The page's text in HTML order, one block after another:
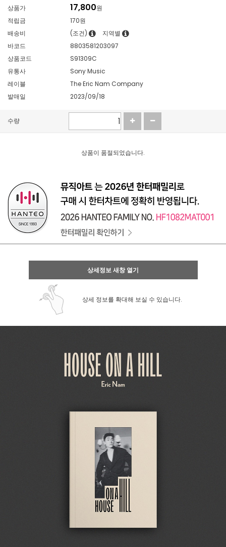
상품가 17,800원
적립금
170원
배송비
(조건)
지역별
바코드
8803581203097
상품코드
S91309C
유통사
Sony Music
레이블
The Eric Nam Company
발매일
2023/09/18
수량
상품이 품절되었습니다.
상세정보 새창 열기
상세 정보를 확대해 보실 수 있습니다.